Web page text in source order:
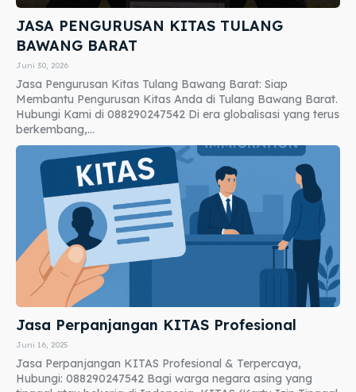
JASA PENGURUSAN KITAS TULANG
BAWANG BARAT
Juni 30, 2026
Jasa Pengurusan Kitas Tulang Bawang Barat: Siap
Membantu Pengurusan Kitas Anda di Tulang Bawang Barat.
Hubungi Kami di 088290247542 Di era globalisasi yang terus
berkembang,...
Jasa Perpanjangan KITAS Profesional
Juni 16, 2025
Jasa Perpanjangan KITAS Profesional & Terpercaya,
Hubungi: 088290247542 Bagi warga negara asing yang